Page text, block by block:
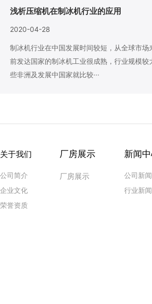
浅析压缩机在制冰机行业的应用
2020-04-28
制冰机行业在中国发展时间较短，从全球市场
前发达国家的制冰机工业很成熟，行业规模较
些非洲及发展中国家就比较···
关于我们
公司简介
企业文化
荣誉资质
新闻
公司新闻
行业新闻
厂房展示
厂房展示